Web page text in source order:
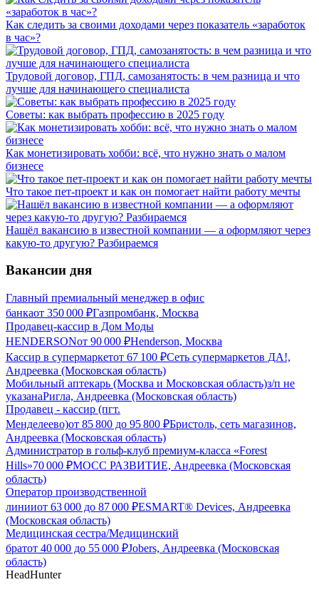
Как следить за своими доходами через показатель «заработок
в час»?
Трудовой договор, ГПД, самозанятость: в чем разница и что
лучше для начинающего специалиста
Советы: как выбрать профессию в 2025 году
Как монетизировать хобби: всё, что нужно знать о малом
бизнесе
Что такое пет-проект и как он помогает найти работу мечты
Нашёл вакансию в известной компании — а оформляют через
какую-то другую? Разбираемся
Вакансии дня
Главный премиальный менеджер в офис
банкаот 350 000 ₽Газпромбанк, Москва
Продавец-кассир в Дом Моды
HENDERSONот 90 000 ₽Henderson, Москва
Кассир в супермаркетот 67 100 ₽Сеть супермаркетов ДА!,
Андреевка (Московская область)
Мобильный аптекарь (Москва и Московская область)з/п не
указанаРигла, Андреевка (Московская область)
Продавец - кассир (пгт.
Менделеево)от 85 800 до 95 800 ₽Бристоль, сеть магазинов,
Андреевка (Московская область)
Администратор в гольф-клуб премиум-класса «Forest
Hills»70 000 ₽МОСС РАЗВИТИЕ, Андреевка (Московская
область)
Оператор производственной
линииот 63 000 до 87 000 ₽ESMART® Devices, Андреевка
(Московская область)
Медицинская сестра/Медицинский
братот 40 000 до 55 000 ₽Jobers, Андреевка (Московская
область)
HeadHunter